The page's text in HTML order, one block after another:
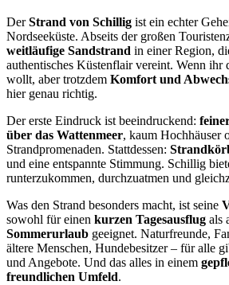
DerStrand von Schillig ist ein echter
Nordseeküste. Abseits der großen
weitläufige Sandstrand in einer Region,
authentisches Küstenflair vereint. Wenn ihr
wollt, aber trotzdem Komfort und
hier genau richtig.
Der erste Eindruck ist beeindruckend:
über das Wattenmeer, kaum Hochhäuser
Strandpromenaden. Stattdessen:
und eine entspannte Stimmung. Schillig
runterzukommen, durchzuatmen und
Was den Strand besonders macht, ist seine
sowohl für einen kurzen Tagesausflug als
Sommerurlaub geeignet. Naturfreunde,
ältere Menschen, Hundebesitzer – für alle
und Angebote. Und das alles in einem
freundlichen Umfeld.